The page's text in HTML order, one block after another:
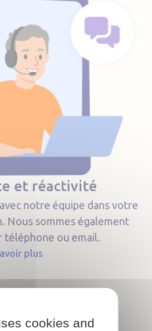
et réactivité
notre équipe dans votre
Nous sommes également
téléphone ou email.
plus
cookies and